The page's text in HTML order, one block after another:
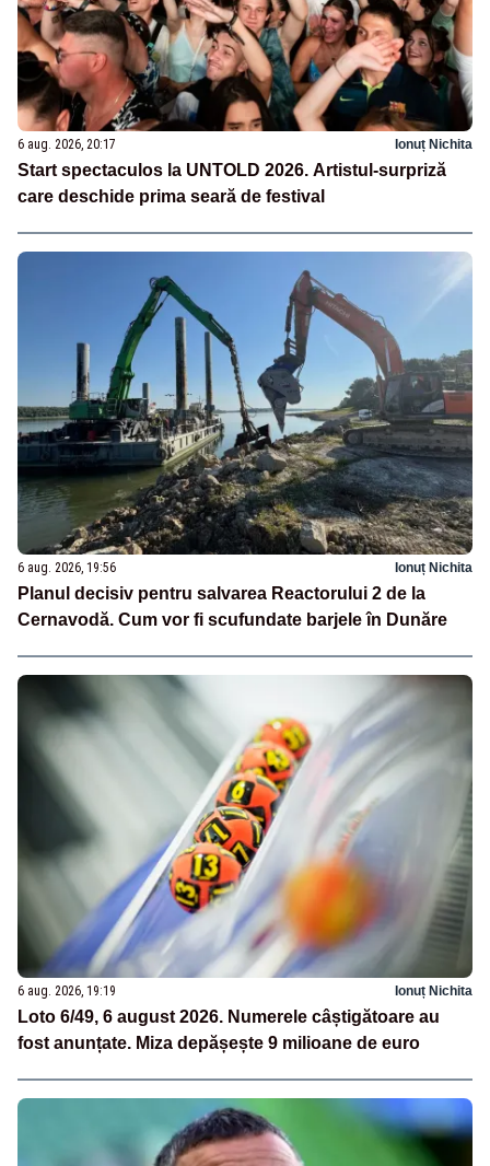
6 aug. 2026, 20:17 Ionuț Nichita
Start spectaculos la UNTOLD 2026. Artistul-surpriză
care deschide prima seară de festival
6 aug. 2026, 19:56 Ionuț Nichita
Planul decisiv pentru salvarea Reactorului 2 de la
Cernavodă. Cum vor fi scufundate barjele în Dunăre
6 aug. 2026, 19:19 Ionuț Nichita
Loto 6/49, 6 august 2026. Numerele câștigătoare au
fost anunțate. Miza depășește 9 milioane de euro